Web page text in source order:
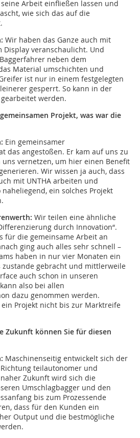
Arbeit einfließen lassen und
wie sich das auf die
Wir haben das Ganze auch mit
Display veranschaulicht. Und
neben dem
Material umschichten und
ist nur in einem festgelegten
gesperrt. So kann in der
werden.
Projekt, was war die
Ein gemeinsamer
das angestoßen. Er kam auf uns zu
vernetzen, um hier einen Benefit
Wir wissen ja auch, dass
mit UNTHA arbeiten und
ein solches Projekt
Wir teilen eine ähnliche
durch Innovation“.
für die gemeinsame Arbeit an
ging auch alles sehr schnell –
haben in nur vier Monaten ein
zustande gebracht und mittlerweile
auch schon in unseren
also bei allen
dazu genommen werden.
Projekt nicht bis zur Marktreife
Zukunft können Sie für diesen
Maschinenseitig entwickelt sich der
teilautonomer und
Zukunft wird sich die
Umschlagbagger und den
bis zum Prozessende
dass für den Kunden ein
Output und die bestmögliche